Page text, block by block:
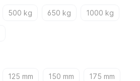
500 kg 650 kg 1000 kg
125 mm 150 mm 175 mm